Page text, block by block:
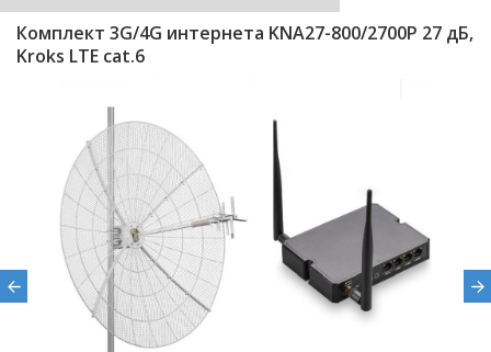
Комплект 3G/4G интернета KNA27-800/2700P 27 дБ,
Kroks LTE cat.6